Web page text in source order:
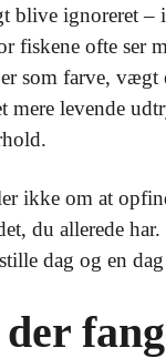
blive ignoreret –
fiskene ofte ser
som farve, vægt
mere levende
ikke om at
du allerede
dag og en